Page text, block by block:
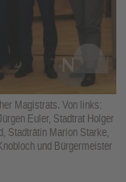
Magistrats. Von links:
Euler, Stadtrat Holger
Stadträtin Marion Starke,
und Bürgermeister